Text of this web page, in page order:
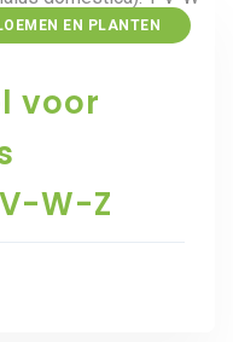
EN PLANTEN
voor
W-Z